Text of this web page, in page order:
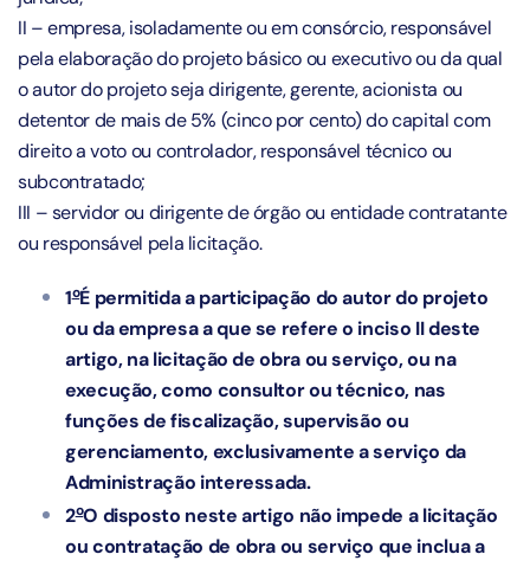
II – empresa, isoladamente ou em consórcio, responsável
pela elaboração do projeto básico ou executivo ou da qual
o autor do projeto seja dirigente, gerente, acionista ou
detentor de mais de 5% (cinco por cento) do capital com
direito a voto ou controlador, responsável técnico ou
subcontratado;
III – servidor ou dirigente de órgão ou entidade contratante
ou responsável pela licitação.
1oÉ permitida a participação do autor do projeto
ou da empresa a que se refere o inciso II deste
artigo, na licitação de obra ou serviço, ou na
execução, como consultor ou técnico, nas
funções de fiscalização, supervisão ou
gerenciamento, exclusivamente a serviço da
Administração interessada.
2oO disposto neste artigo não impede a licitação
ou contratação de obra ou serviço que inclua a